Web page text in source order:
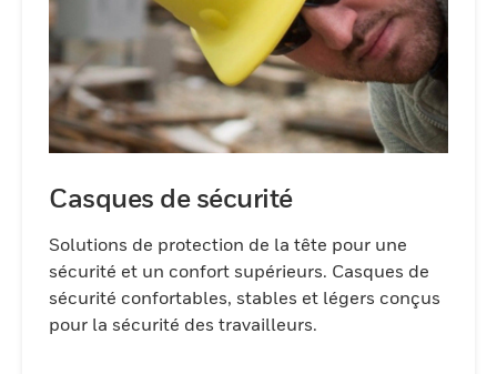
environnements de travail.Avec des
conceptions et des matériaux innovants
mondialement reconnus, les solutions
Honeywell sont conçues pour la fiabilité, la
performance et le confort.
Casques de sécurité
Solutions de protection de la tête pour une
sécurité et un confort supérieurs. Casques de
sécurité confortables, stables et légers conçus
pour la sécurité des travailleurs.